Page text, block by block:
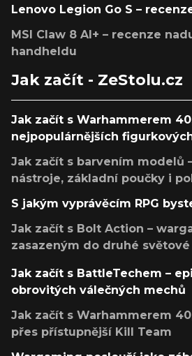
Lenovo Legion Go S –
MSI Claw 8 AI+ – recenze
handheldu
Jak začít - ZeStolu.cz
Jak začít s Warhammerem
nejpopulárnějších
Jak začít s barvením modelů
nástroje, základní poučky i
S jakým vyprávěcím RPG
Jak začít s Bolt Action –
zasazeným do druhé
Jak začít s BattleTechem –
obrovitých válečných mechů
Jak začít s Warhammerem
přes přístupnější Kill Team